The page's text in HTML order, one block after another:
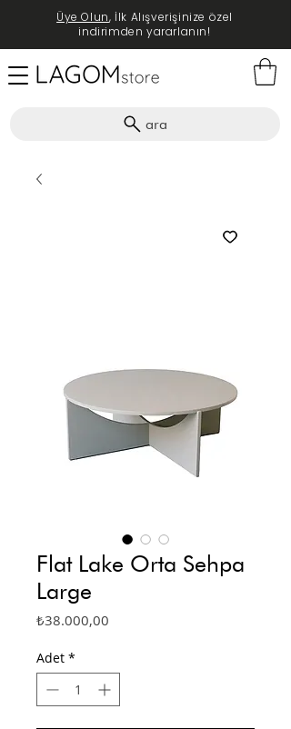
ara
Üye Olun, İlk Alışverişinize özel
indirimden yararlanın!
Flat Lake Orta Sehpa
Large
₺38.000,00
Adet *